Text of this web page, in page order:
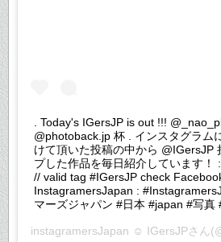
. Today's IGersJP is out !!!
@photoback.jp 杯 . インスタグラム
けて頂いた投稿の中から @IGersJP
プした作品を毎日紹介しています！
// valid tag #IGersJP check
InstagramersJapan :
マーズジャパン #日本 #japan #写真
instagramersJapan ☺︎ IGersJPさん